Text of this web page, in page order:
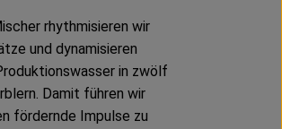
rhythmisieren wir
und dynamisieren
in zwölf
Damit führen wir
fördernde Impulse zu